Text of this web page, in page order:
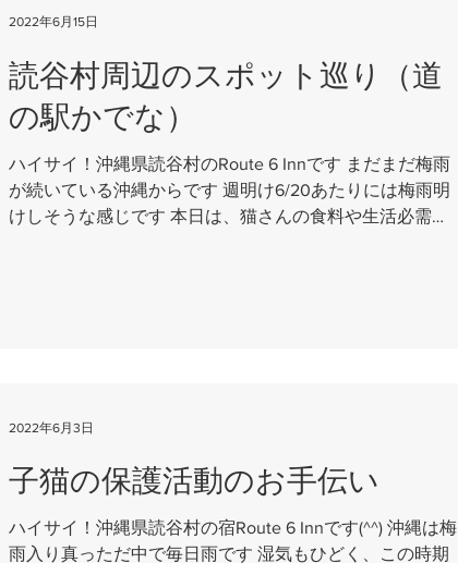
読谷村周辺のスポット巡り（道
の駅かでな）
ハイサイ！沖縄県読谷村のRoute 6 Innです まだまだ梅雨
が続いている沖縄からです 週明け6/20あたりには梅雨明
けしそうな感じです 本日は、猫さんの食料や生活必需品
2022年6月15日
子猫の保護活動のお手伝い
ハイサイ！沖縄県読谷村の宿Route 6 Innです(^^) 沖縄は梅
雨入り真っただ中で毎日雨です 湿気もひどく、この時期
2022年6月3日